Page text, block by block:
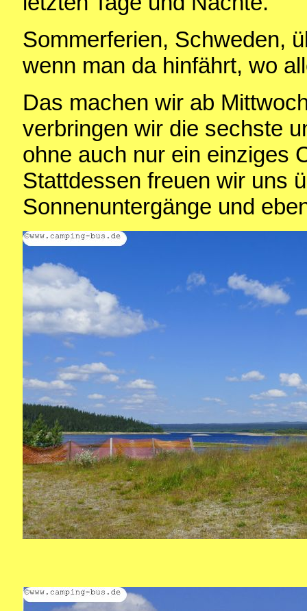
Sommerferien, Schweden,
wenn man da hinfährt, wo
Das machen wir ab
verbringen wir die sechste
ohne auch nur ein einziges
Stattdessen freuen wir uns
Sonnenuntergänge und